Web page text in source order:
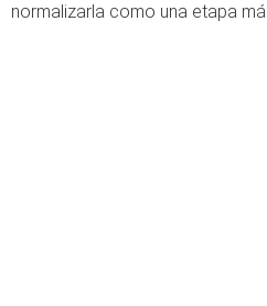
normalizarla como una etapa